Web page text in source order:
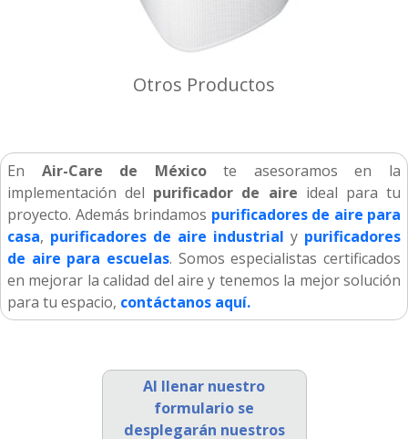
Otros Productos
En Air-Care de Méxicote asesoramos en la
implementación del purificador de aire ideal para tu
proyecto. Además brindamos purificadores de aire para
casa, purificadores de aire industrial y purificadores
de aire para escuelas. Somos especialistas certificados
en mejorar la calidad del aire y tenemos la mejor solución
para tu espacio, contáctanos aquí.
Al llenar nuestro
formulario se
desplegarán nuestros